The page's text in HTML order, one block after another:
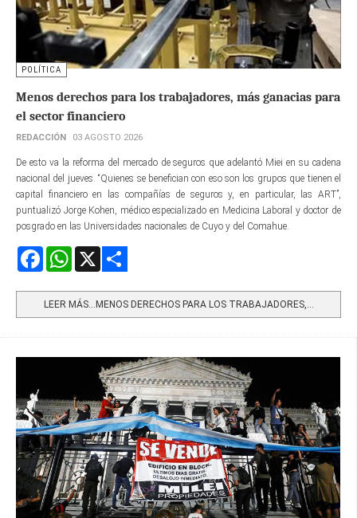
POLÍTICA
Menos derechos para los trabajadores, más ganacias para
el sector financiero
REDACCIÓN 03 AGOSTO 2026
De esto va la reforma del mercado de seguros que adelantó Miei en su cadena
nacional del jueves. “Quienes se benefician con eso son los grupos que tienen el
capital financiero en las compañías de seguros y, en particular, las ART”,
puntualizó Jorge Kohen, médico especializado en Medicina Laboral y doctor de
posgrado en las Universidades nacionales de Cuyo y del Comahue.
FacebookWhatsApp
LEER MÁS…MENOS DERECHOS PARA LOS TRABAJADORES,...